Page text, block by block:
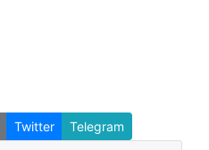
Twitter Telegram